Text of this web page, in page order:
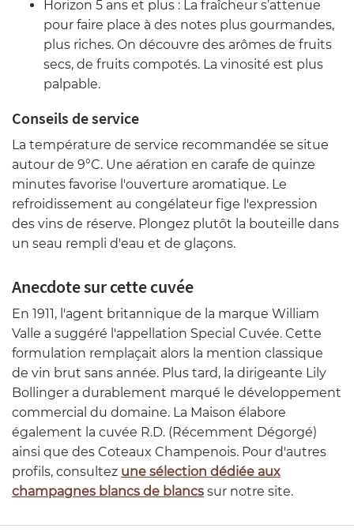
Horizon 5 ans et plus : La fraîcheur s’attenue
pour faire place à des notes plus gourmandes,
plus riches. On découvre des arômes de fruits
secs, de fruits compotés. La vinosité est plus
palpable.
Conseils de service
La température de service recommandée se situe
autour de 9°C. Une aération en carafe de quinze
minutes favorise l'ouverture aromatique. Le
refroidissement au congélateur fige l'expression
des vins de réserve. Plongez plutôt la bouteille dans
un seau rempli d'eau et de glaçons.
Anecdote sur cette cuvée
En 1911, l'agent britannique de la marque William
Valle a suggéré l'appellation Special Cuvée. Cette
formulation remplaçait alors la mention classique
de vin brut sans année. Plus tard, la dirigeante Lily
Bollinger a durablement marqué le développement
commercial du domaine. La Maison élabore
également la cuvée R.D. (Récemment Dégorgé)
ainsi que des Coteaux Champenois. Pour d'autres
profils, consultez une sélection dédiée aux
champagnes blancs de blancs sur notre site.